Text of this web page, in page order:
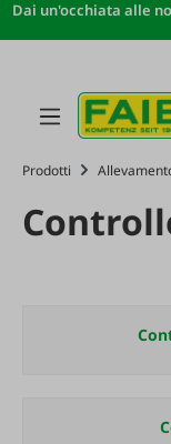
Passa al
Dai un'occhiata alle
Prodotti